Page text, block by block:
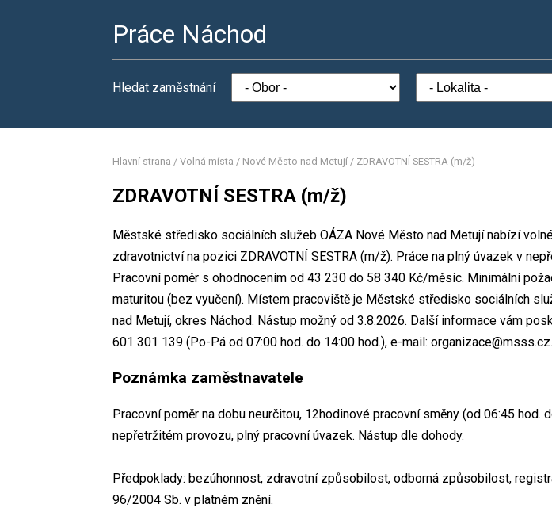
Práce Náchod
Hledat zaměstnání
Hlavní strana / Volná místa / Nové Město nad Metují / ZDRAVOTNÍ SESTRA (m/ž)
ZDRAVOTNÍ SESTRA (m/ž)
Městské středisko sociálních služeb OÁZA Nové Město nad Metují nabízí
zdravotnictví na pozici ZDRAVOTNÍ SESTRA (m/ž). Práce na plný úvazek v
Pracovní poměr s ohodnocením od 43 230 do 58 340 Kč/měsíc. Minimální
maturitou (bez vyučení). Místem pracoviště je Městské středisko sociálních
nad Metují, okres Náchod. Nástup možný od 3.8.2026. Další informace vám
601 301 139 (Po-Pá od 07:00 hod. do 14:00 hod.), e-mail: organizace@msss.cz.
Poznámka zaměstnavatele
Pracovní poměr na dobu neurčitou, 12hodinové pracovní směny (od 06:45 hod.
nepřetržitém provozu, plný pracovní úvazek. Nástup dle dohody.
Předpoklady: bezúhonnost, zdravotní způsobilost, odborná způsobilost,
96/2004 Sb. v platném znění.